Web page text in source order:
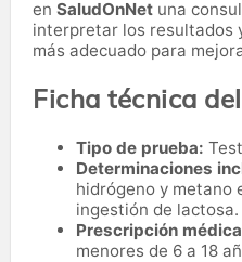
en SaludOnNet una
interpretar los resultados
más adecuado para
Ficha técnica
Tipo de prueba:
Determinaciones
hidrógeno y metano
ingestión de lactosa.
Prescripción médica
menores de 6 a 18